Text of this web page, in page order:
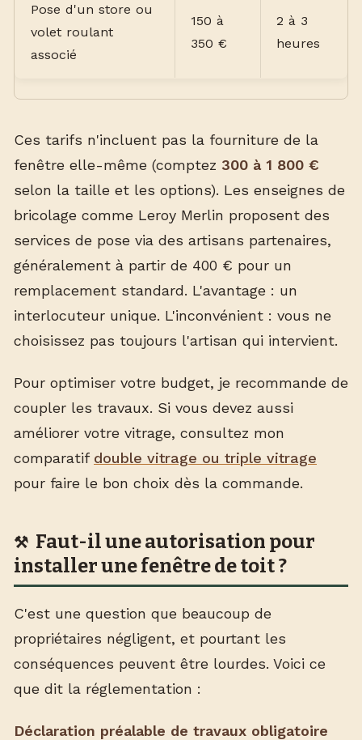
Pose d'un store ou
volet roulant
associé
150 à
350 €
2 à 3
heures
Ces tarifs n'incluent pas la fourniture de la
fenêtre elle-même (comptez 300 à 1 800 €
selon la taille et les options). Les enseignes de
bricolage comme Leroy Merlin proposent des
services de pose via des artisans partenaires,
généralement à partir de 400 € pour un
remplacement standard. L'avantage : un
interlocuteur unique. L'inconvénient : vous ne
choisissez pas toujours l'artisan qui intervient.
Pour optimiser votre budget, je recommande de
coupler les travaux. Si vous devez aussi
améliorer votre vitrage, consultez mon
comparatif double vitrage ou triple vitrage
pour faire le bon choix dès la commande.
Faut-il une autorisation pour
installer une fenêtre de toit ?
C'est une question que beaucoup de
propriétaires négligent, et pourtant les
conséquences peuvent être lourdes. Voici ce
que dit la réglementation :
Déclaration préalable de travaux obligatoire